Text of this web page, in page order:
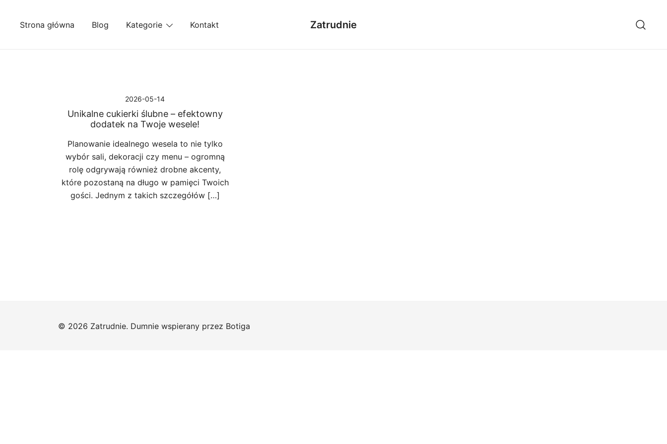
Strona główna Blog Kategorie Kontakt Zatrudnie
2026-05-14
Unikalne cukierki ślubne – efektowny
dodatek na Twoje wesele!
Planowanie idealnego wesela to nie tylko
wybór sali, dekoracji czy menu – ogromną
rolę odgrywają również drobne akcenty,
które pozostaną na długo w pamięci Twoich
gości. Jednym z takich szczegółów […]
© 2026 Zatrudnie. Dumnie wspierany przez Botiga